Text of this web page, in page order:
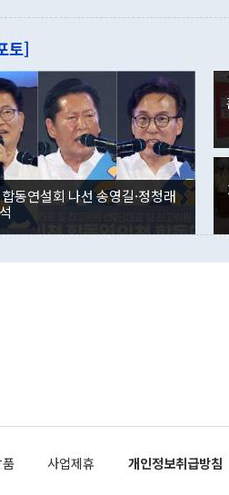
관은 업무보
이 9월 러시
며 "정부 차
은 "그것은
잘랐다. 정
않았다는 점
사합의 복원
권이라는 지
뒤 "여기 업
부의 한 소식
를 거쳐 결
련 부처 장관
하고 대통령
이나 미국은
공하는 방식
는 배당수입
였던 올해 3
인의 해외투
각각 증가했
국인의 국내
감소하며 전
경신했다.
분기 말 만기
다. 내국인
다.
토]
동연설회 나선 송영길·정청래
사업제휴 개인정보취급방침